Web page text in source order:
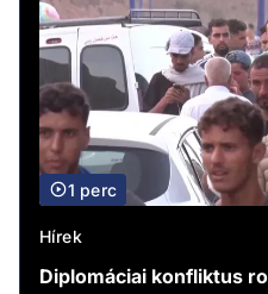
1 perc
Hírek
Diplomáciai konfliktus